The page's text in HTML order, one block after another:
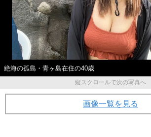
絶海の孤島・青ヶ島在住の40歳
縦スクロールで次の写真へ
画像一覧を見る